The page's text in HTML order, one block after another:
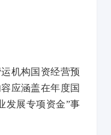
机构国资经营预
应涵盖在年度国
发展专项资金”事